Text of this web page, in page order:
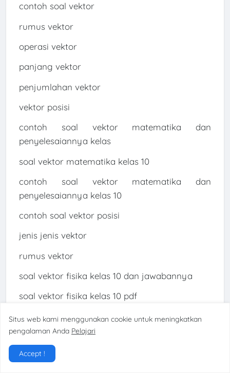
contoh soal vektor
rumus vektor
operasi vektor
panjang vektor
penjumlahan vektor
vektor posisi
contoh soal vektor matematika dan
penyelesaiannya kelas
soal vektor matematika kelas 10
contoh soal vektor matematika dan
penyelesaiannya kelas 10
contoh soal vektor posisi
jenis jenis vektor
rumus vektor
soal vektor fisika kelas 10 dan jawabannya
soal vektor fisika kelas 10 pdf
contoh soal vektor dan jawabannya kelas 11
materi vektor fisika
soal dan pembahasan vektor fisika pdf
Situs web kami menggunakan cookie untuk meningkatkan
pengalaman Anda Pelajari
Accept !